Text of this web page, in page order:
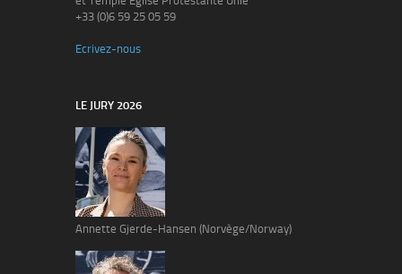
+33 (0)6 59 25 05 59
Ecrivez-nous
LE JURY 2026
Annette Gjerde-Hansen (Norvège/Norway)